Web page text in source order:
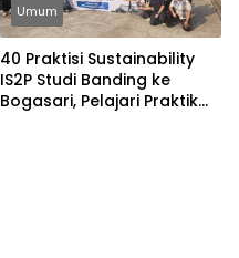
Umum
40 Praktisi Sustainability
IS2P Studi Banding ke
Bogasari, Pelajari Praktik